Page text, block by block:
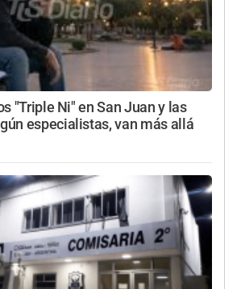
"Triple Ni" en San Juan y las
especialistas, van más allá